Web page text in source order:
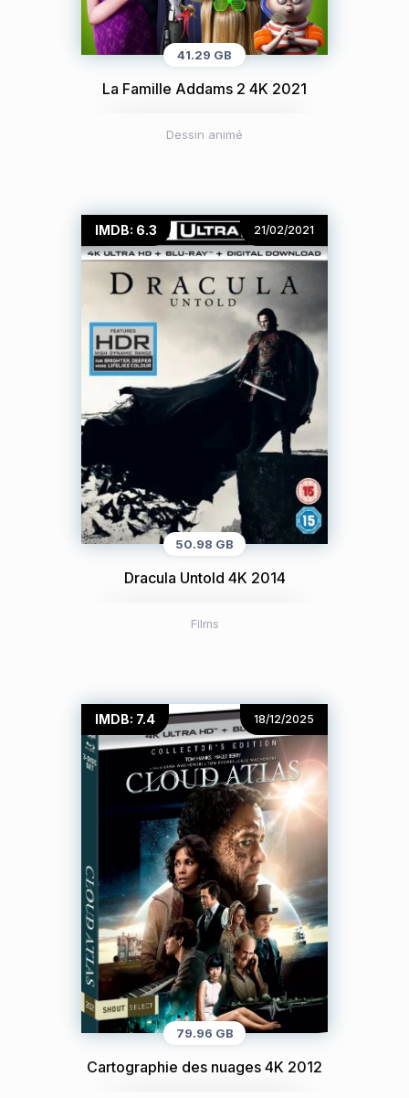
41.29 GB
La Famille Addams 2 4K 2021
Dessin animé
IMDB: 6.3 21/02/2021
50.98 GB
Dracula Untold 4K 2014
Films
IMDB: 7.4 18/12/2025
79.96 GB
Cartographie des nuages 4K 2012